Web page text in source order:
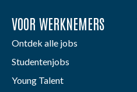
VOOR WERKNEMERS
Ontdek alle jobs
Studentenjobs
Young Talent